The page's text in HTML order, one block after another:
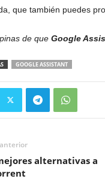
que también puedes
de queGoogle
GOOGLE ASSISTANT
alternativas a